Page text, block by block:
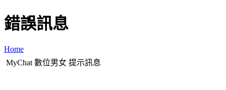
錯誤訊息
Home
MyChat 數位男女 提示訊息